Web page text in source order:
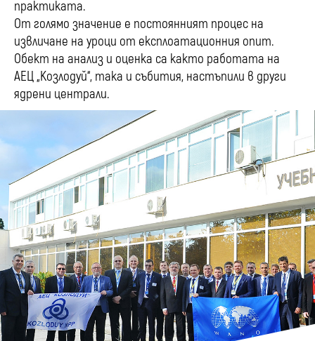
практиката.
От голямо значение е постоянният процес на
извличане на уроци от експлоатационния опит.
Обект на анализ и оценка са както работата на
АЕЦ „Козлодуй“, така и събития, настъпили в други
ядрени централи.